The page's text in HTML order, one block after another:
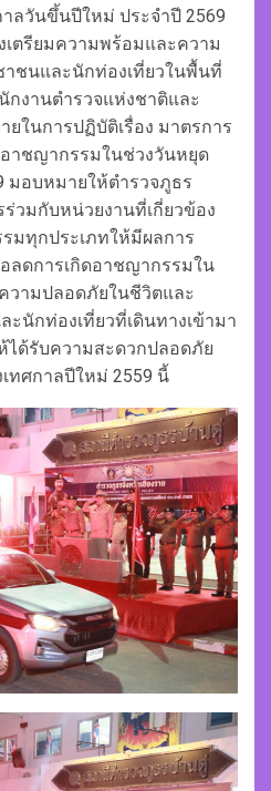
ลวันขึ้นปีใหม่ ประจำปี 2569
เตรียมความพร้อมและความ
ชนและนักท่องเที่ยวในพื้นที่
กงานตำรวจแห่งชาติและ
ในการปฏิบัติเรื่อง มาตรการ
าชญากรรมในช่วงวันหยุด
มอบหมายให้ตำรวจภูธร
วมกับหน่วยงานที่เกี่ยวข้อง
มทุกประเภทให้มีผลการ
ลดการเกิดอาชญากรรมใน
วามปลอดภัยในชีวิตและ
นักท่องเที่ยวที่เดินทางเข้ามา
ห้ได้รับความสะดวกปลอดภัย
ทศกาลปีใหม่ 2559 นี้